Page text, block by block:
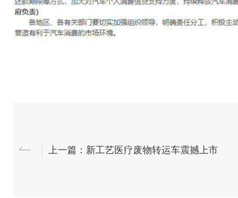
上一篇：新工艺医疗废物转运车震撼上市